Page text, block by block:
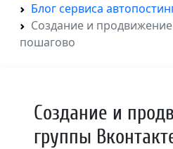
Блог сервиса
Создание и
пошагово
Создание и
группы